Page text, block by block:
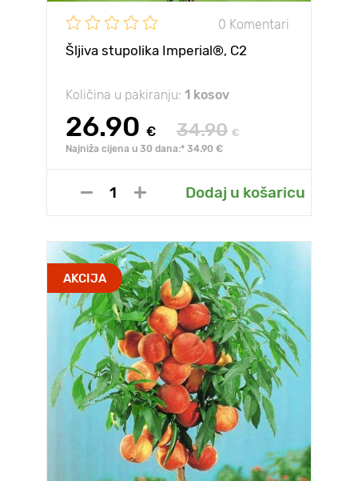
0 Komentari
Šljiva stupolika Imperial®, C2
Količina u pakiranju: 1 kosov
26.90 € 34.90 €
Najniža cijena u 30 dana:* 34.90 €
Dodaj u košaricu
AKCIJA